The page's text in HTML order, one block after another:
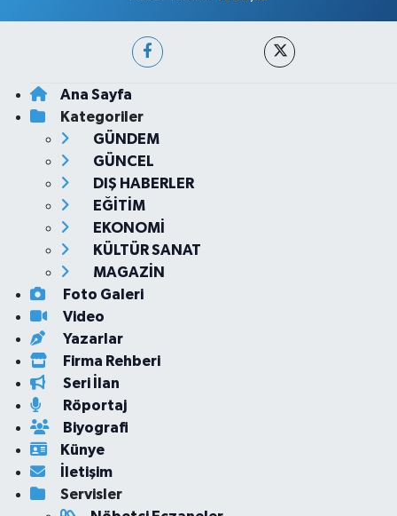
Ana Sayfa
Kategoriler
GÜNDEM
GÜNCEL
DIŞ HABERLER
EĞİTİM
EKONOMİ
KÜLTÜR SANAT
MAGAZİN
Foto Galeri
Video
Yazarlar
Firma Rehberi
Seri İlan
Röportaj
Biyografi
Künye
İletişim
Servisler